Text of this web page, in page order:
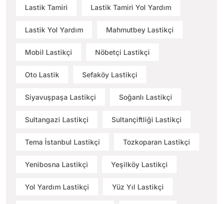
Lastik Tamiri Lastik Tamiri Yol Yardım
Lastik Yol Yardım Mahmutbey Lastikçi
Mobil Lastikçi Nöbetçi Lastikçi
Oto Lastik Sefaköy Lastikçi
Siyavuşpaşa Lastikçi Soğanlı Lastikçi
Sultangazi Lastikçi Sultançiftliği Lastikçi
Tema İstanbul Lastikçi Tozkoparan Lastikçi
Yenibosna Lastikçi Yeşilköy Lastikçi
Yol Yardım Lastikçi Yüz Yıl Lastikçi